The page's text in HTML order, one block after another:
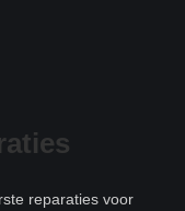
reparaties voor